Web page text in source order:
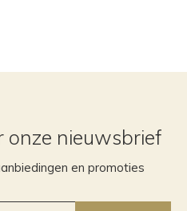
onze nieuwsbrief
en promoties